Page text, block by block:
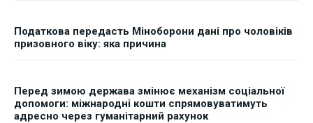
Податкова передасть Міноборони дані про чоловіків
призовного віку: яка причина
Перед зимою держава змінює механізм соціальної
допомоги: міжнародні кошти спрямовуватимуть
адресно через гуманітарний рахунок